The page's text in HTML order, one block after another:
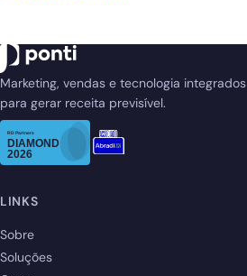
Marketing, vendas e tecnologia integrados
para gerar receita previsível.
LINKS
Sobre
Soluções